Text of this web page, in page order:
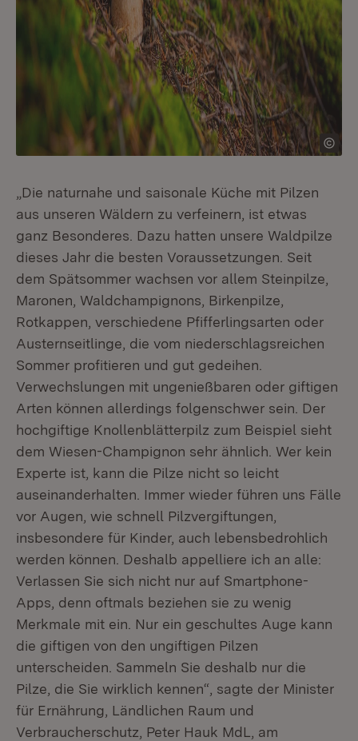
„Die naturnahe und saisonale Küche mit Pilzen
aus unseren Wäldern zu verfeinern, ist etwas
ganz Besonderes. Dazu hatten unsere Waldpilze
dieses Jahr die besten Voraussetzungen. Seit
dem Spätsommer wachsen vor allem Steinpilze,
Maronen, Waldchampignons, Birkenpilze,
Rotkappen, verschiedene Pfifferlingsarten oder
Austernseitlinge, die vom niederschlagsreichen
Sommer profitieren und gut gedeihen.
Verwechslungen mit ungenießbaren oder giftigen
Arten können allerdings folgenschwer sein. Der
hochgiftige Knollenblätterpilz zum Beispiel sieht
dem Wiesen-Champignon sehr ähnlich. Wer kein
Experte ist, kann die Pilze nicht so leicht
auseinanderhalten. Immer wieder führen uns Fälle
vor Augen, wie schnell Pilzvergiftungen,
insbesondere für Kinder, auch lebensbedrohlich
werden können. Deshalb appelliere ich an alle:
Verlassen Sie sich nicht nur auf Smartphone-
Apps, denn oftmals beziehen sie zu wenig
Merkmale mit ein. Nur ein geschultes Auge kann
die giftigen von den ungiftigen Pilzen
unterscheiden. Sammeln Sie deshalb nur die
Pilze, die Sie wirklich kennen“, sagte der Minister
für Ernährung, Ländlichen Raum und
Verbraucherschutz, Peter Hauk MdL, am